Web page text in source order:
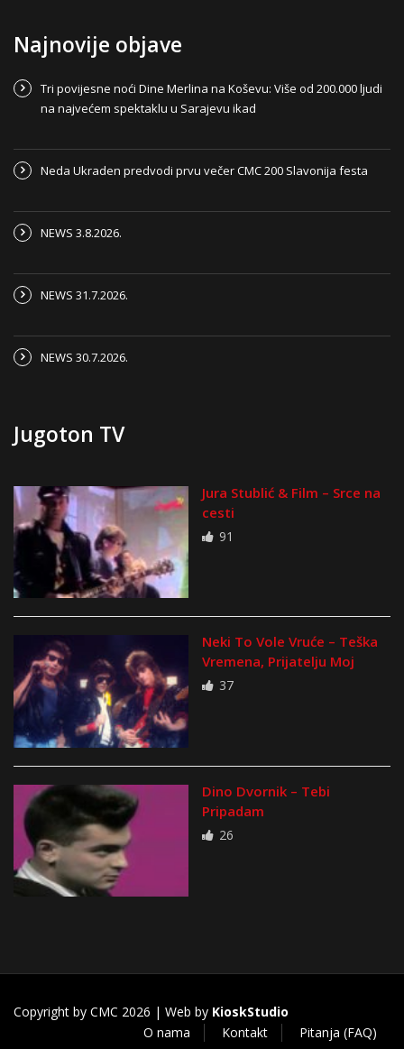
Najnovije objave
Tri povijesne noći Dine Merlina na Koševu: Više od 200.000 ljudi
na najvećem spektaklu u Sarajevu ikad
Neda Ukraden predvodi prvu večer CMC 200 Slavonija festa
NEWS 3.8.2026.
NEWS 31.7.2026.
NEWS 30.7.2026.
Jugoton TV
Jura Stublić & Film – Srce na
cesti
91
Neki To Vole Vruće – Teška
Vremena, Prijatelju Moj
37
Dino Dvornik – Tebi
Pripadam
26
Copyright by CMC 2026 | Web by KioskStudio
O nama
Kontakt Pitanja (FAQ)